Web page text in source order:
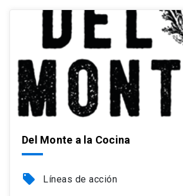
Del Monte a la Cocina
local_offer Líneas de acción